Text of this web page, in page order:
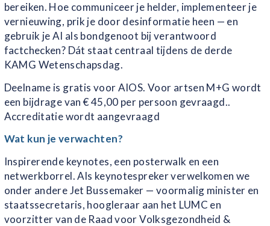
bereiken. Hoe communiceer je helder, implementeer je
vernieuwing, prik je door desinformatie heen — en
gebruik je AI als bondgenoot bij verantwoord
factchecken? Dát staat centraal tijdens de derde
KAMG Wetenschapsdag.
Deelname is gratis voor AIOS. Voor artsen M+G wordt
een bijdrage van € 45,00 per persoon gevraagd..
Accreditatie wordt aangevraagd
Wat kun je verwachten?
Inspirerende keynotes, een posterwalk en een
netwerkborrel. Als keynotespreker verwelkomen we
onder andere Jet Bussemaker — voormalig minister en
staatssecretaris, hoogleraar aan het LUMC en
voorzitter van de Raad voor Volksgezondheid &